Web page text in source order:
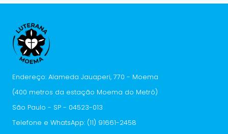
Endereço: Alameda Jauaperi, 770 - Moema
(400 metros da estação Moema do Metrô)
São Paulo - SP - 04523-013
Telefone e WhatsApp: (11) 91661-2458